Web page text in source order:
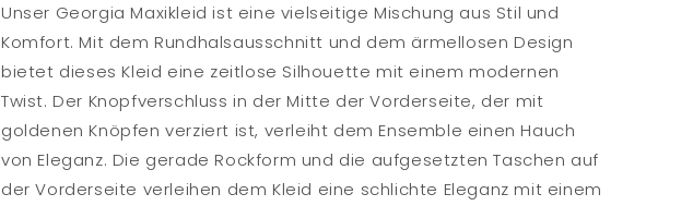
Unser Georgia Maxikleid ist eine vielseitige Mischung aus Stil und
Komfort. Mit dem Rundhalsausschnitt und dem ärmellosen Design
bietet dieses Kleid eine zeitlose Silhouette mit einem modernen
Twist. Der Knopfverschluss in der Mitte der Vorderseite, der mit
goldenen Knöpfen verziert ist, verleiht dem Ensemble einen Hauch
von Eleganz. Die gerade Rockform und die aufgesetzten Taschen auf
der Vorderseite verleihen dem Kleid eine schlichte Eleganz mit einem